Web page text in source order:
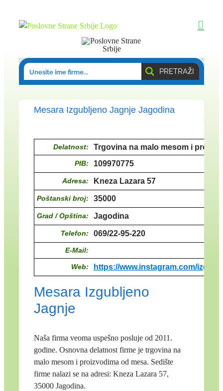
PRETRAŽI
Mesara Izgubljeno Jagnje Jagodina
Delatnost: Trgovina na malo mesom i
PIB: 109970775
Adresa: Kneza Lazara 57
Poštanski broj: 35000
Grad / Opština: Jagodina
Telefon: 069/22-95-220
E-Mail:
Web: https://www.instagram.com/
Mesara Izgubljeno
Jagnje
Naša firma veoma uspešno posluje od 2011.
godine. Osnovna delatnost firme je trgovina na
malo mesom i proizvodima od mesa. Sedište
firme nalazi se na adresi: Kneza Lazara 57,
35000 Jagodina.